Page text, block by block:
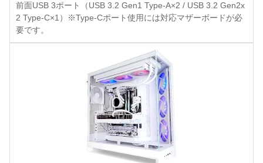
前面USB 3ポート（USB 3.2 Gen1 Type-A×2 / USB 3.2 Gen2x
2 Type-C×1）※Type-Cポート使用には対応マザーボードが必
要です。